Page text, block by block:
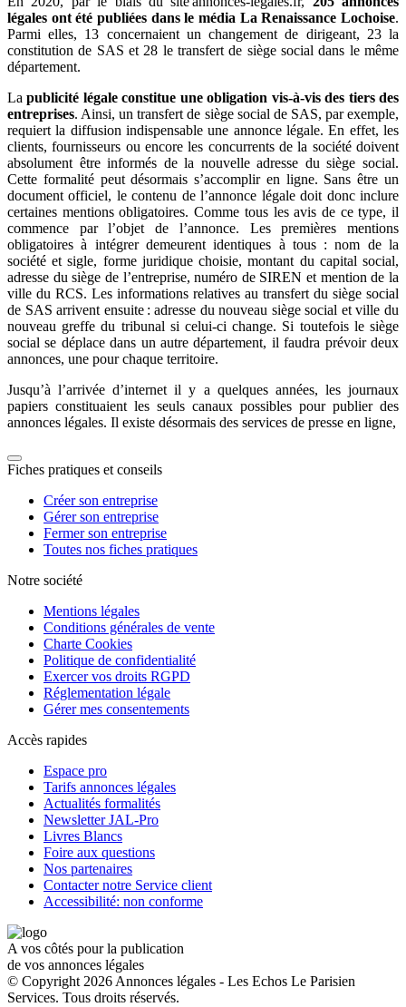
légales ont été publiées dans le média La Renaissance Lochoise.
Parmi elles, 13 concernaient un changement de dirigeant, 23 la
constitution de SAS et 28 le transfert de siège social dans le même
département.
La publicité légale constitue une obligation vis-à-vis des tiers des
entreprises. Ainsi, untransfert de siège social de SAS, par exemple,
requiert la diffusion indispensable une annonce légale. En effet, les
clients, fournisseurs ou encore les concurrents de la société doivent
absolument être informés de la nouvelle adresse du siège social.
Cette formalité peut désormais s’accomplir en ligne. Sans être un
document officiel, le contenu de l’annonce légale doit donc inclure
certaines mentions obligatoires. Comme tous les avis de ce type, il
commence par l’objet de l’annonce. Les premières mentions
obligatoiresà intégrer demeurent identiques à tous :nom de la
société et sigle, forme juridiquechoisie, montant du capital social,
adresse dusiège de l’entreprise, numéro de SIREN et mention de la
ville du RCS. Les informations relatives au transfert du siège social
de SAS arrivent ensuite : adresse du nouveau siège social et ville du
nouveau greffe du tribunal si celui-ci change. Si toutefois le siège
social se déplace dans un autre département, il faudra prévoir deux
annonces, une pour chaque territoire.
Jusqu’à l’arrivée d’internet il y a quelques années, les journaux
papiers constituaient les seuls canaux possibles pour publier des
annonces légales. Il existe désormais des services de presse en ligne,
Fiches pratiques et conseils
Créer son entreprise
Gérer son entreprise
Fermer son entreprise
Toutes nos fiches pratiques
Notre société
Mentions légales
Conditions générales de vente
Charte Cookies
Politique de confidentialité
Exercer vos droits RGPD
Réglementation légale
Gérer mes consentements
Accès rapides
Espace pro
Tarifs annonces légales
Actualités formalités
Newsletter JAL-Pro
Livres Blancs
Foire aux questions
Nos partenaires
Contacter notre Service client
Accessibilité: non conforme
A vos côtés pour la publication
de vos annonces légales
© Copyright 2026 Annonces légales - Les Echos Le Parisien
Services. Tous droits réservés.